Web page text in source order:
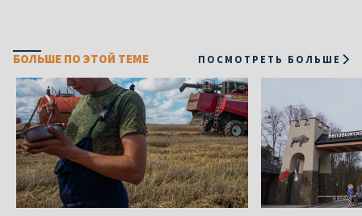
БОЛЬШЕ ПО ЭТОЙ ТЕМЕ ПОСМОТРЕТЬ БОЛЬШЕ